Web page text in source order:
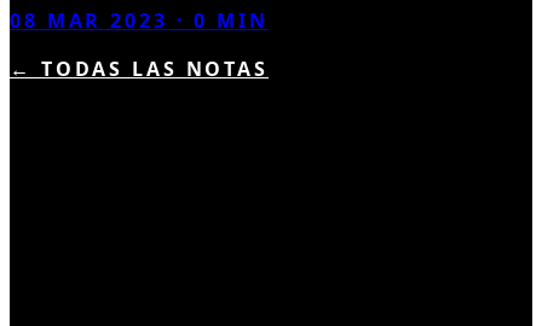
08 MAR 2023 ·0 MIN
← TODAS LAS NOTAS